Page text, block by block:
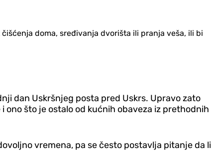
doma, sređivanja dvorišta ili pranja veša, ili bi
dan Uskršnjeg posta pred Uskrs. Upravo zato
što je ostalo od kućnih obaveza iz prethodnih
vremena, pa se često postavlja pitanje da li